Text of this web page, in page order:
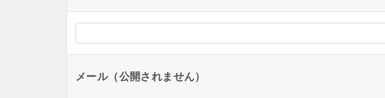
ョ
ン
メール（公開されません）